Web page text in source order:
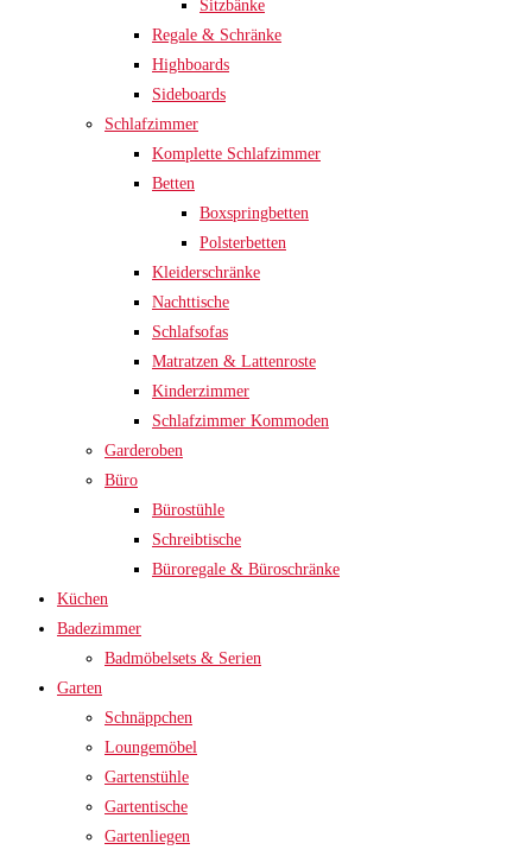
Sitzbänke
Regale & Schränke
Highboards
Sideboards
Schlafzimmer
Komplette Schlafzimmer
Betten
Boxspringbetten
Polsterbetten
Kleiderschränke
Nachttische
Schlafsofas
Matratzen & Lattenroste
Kinderzimmer
Schlafzimmer Kommoden
Garderoben
Büro
Bürostühle
Schreibtische
Büroregale & Büroschränke
Küchen
Badezimmer
Badmöbelsets & Serien
Garten
Schnäppchen
Loungemöbel
Gartenstühle
Gartentische
Gartenliegen